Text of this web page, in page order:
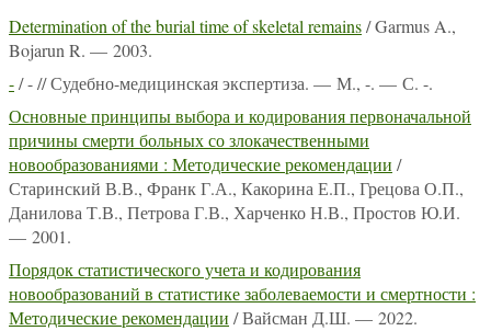
Determination of the burial time of skeletal remains/ Garmus A.,
Bojarun R. — 2003.
-/ - // Судебно-медицинская экспертиза. — М., -. — С. -.
Основные принципы выбора и кодирования первоначальной
причины смерти больных со злокачественными
новообразованиями : Методические рекомендации /
Старинский В.В., Франк Г.А., Какорина Е.П., Грецова О.П.,
Данилова Т.В., Петрова Г.В., Харченко Н.В., Простов Ю.И.
— 2001.
Порядок статистического учета и кодирования
новообразований в статистике заболеваемости и смертности :
Методические рекомендации / Вайсман Д.Ш. — 2022.